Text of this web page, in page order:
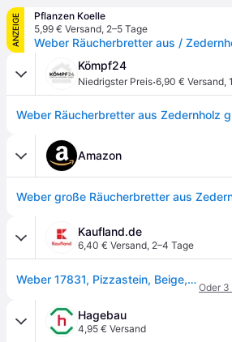
ANZEIGE
Pflanzen Koelle
5,99 € Versand, 2–5 Tage
Kömpf24
Niedrigster Preis·6,90 € Versand,
Amazon
Weber große Räucherbretter aus
Kaufland.de
6,40 € Versand, 2–4 Tage
Weber 17831, Pizzastein, Beige, 36,5 cm, 380 mm, 380 mm, 35 mm
Oder
Hagebau
4,95 € Versand